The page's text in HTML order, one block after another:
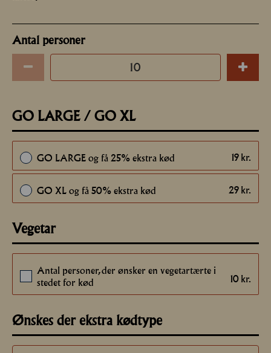
GO LARGE / GO XL
GO LARGE og få 25% ekstra kød 19 kr.
GO XL og få 50% ekstra kød 29 kr.
Vegetar
Antal personer, der ønsker en vegetartærte i
stedet for kød
10 kr.
Ønskes der ekstra kødtype
Antal personer